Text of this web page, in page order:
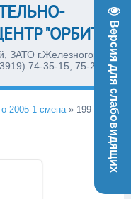
Версия для слабовидящих
"ОРБИТА"
ЗАТО г.Железногорск,
74-35-15, 75-28-77,
2005 1 смена » 199